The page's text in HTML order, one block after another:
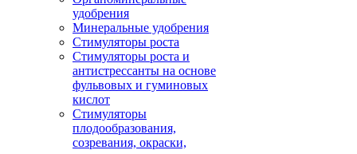
удобрения
Минеральные удобрения
Стимуляторы роста
Стимуляторы роста и
антистрессанты на основе
фульвовых и гуминовых
кислот
Стимуляторы
плодообразования,
созревания, окраски,